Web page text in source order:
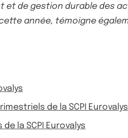
et de gestion durable des
année, témoigne
de la SCPI Eurovalys
la SCPI Eurovalys